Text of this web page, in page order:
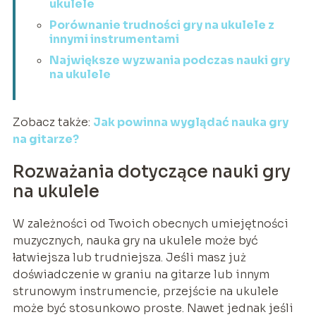
ukulele
Porównanie trudności gry na ukulele z
innymi instrumentami
Największe wyzwania podczas nauki gry
na ukulele
Zobacz także: Jak powinna wyglądać nauka gry
na gitarze?
Rozważania dotyczące nauki gry
na ukulele
W zależności od Twoich obecnych umiejętności
muzycznych, nauka gry na ukulele może być
łatwiejsza lub trudniejsza. Jeśli masz już
doświadczenie w graniu na gitarze lub innym
strunowym instrumencie, przejście na ukulele
może być stosunkowo proste. Nawet jednak jeśli